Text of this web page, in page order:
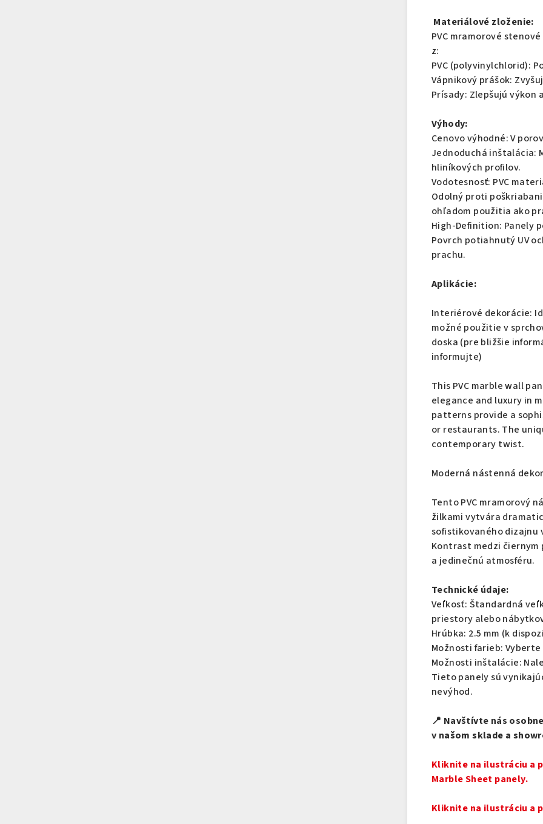
Materiálové zloženie:
PVC mramorové
z:
PVC (polyvinylchlorid):
Vápnikový prášok:
Prísady: Zlepšujú výkon
Výhody:
Cenovo výhodné: V
Jednoduchá inštalácia:
hliníkových profilov.
Vodotesnosť: PVC
Odolný proti
ohľadom použitia ako
High-Definition: Panely
Povrch potiahnutý UV
prachu.
Aplikácie:
Interiérové ​​dekorácie:
možné použitie v
doska (pre bližšie
This PVC marble wall
elegance and luxury in
patterns provide a
or restaurants. The
contemporary twist.
Moderná nástenná
Tento PVC mramorový
žilkami vytvára
sofistikovaného dizajnu
Kontrast medzi
a jedinečnú atmosféru.
Technické údaje:
Veľkosť: Štandardná
priestory alebo
Hrúbka: 2.5 mm (k
Možnosti farieb:
Možnosti inštalácie:
Tieto panely sú
nevýhod.
📍 Navštívte nás
v našom sklade a
Kliknite na ilustráciu a
Marble Sheet panely.
Kliknite na ilustráciu a